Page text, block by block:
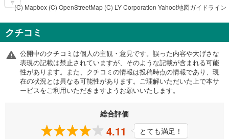
(C) Mapbox (C) OpenStreetMap (C) LY Corporation Yahoo!地図ガイドライン
クチコミ
公開中のクチコミは個人の主観・意見です。誤った内容や大げさな
表現の記載は禁止されていますが、そのような記載が含まれる可能
性があります。また、クチコミの情報は投稿時点の情報であり、現
在の状況とは異なる可能性があります。ご理解いただいた上で本サ
ービスをご利用いただきますようお願いいたします。
総合評価
4.11
とても満足！